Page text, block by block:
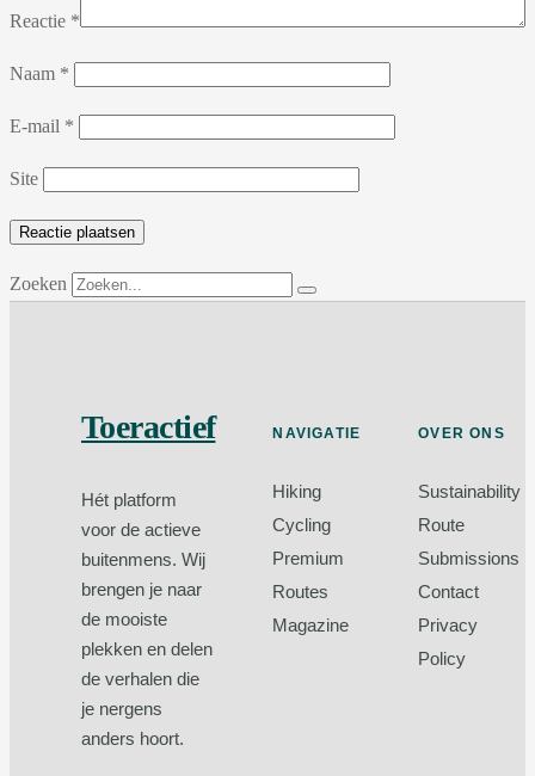
Reactie *
Naam *
E-mail *
Site
Zoeken
Toeractief
Hét platform
voor de actieve
buitenmens. Wij
brengen je naar
de mooiste
plekken en delen
de verhalen die
je nergens
anders hoort.
NAVIGATIE
Hiking
Cycling
Premium
Routes
Magazine
OVER ONS
Sustainability
Route
Submissions
Contact
Privacy
Policy